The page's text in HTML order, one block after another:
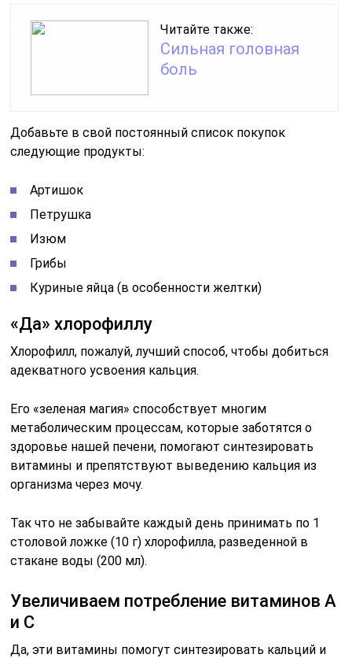
Читайте также:
Сильная головная
боль
Добавьте в свой постоянный список покупок
следующие продукты:
Артишок
Петрушка
Изюм
Грибы
Куриные яйца (в особенности желтки)
«Да» хлорофиллу
Хлорофилл, пожалуй, лучший способ, чтобы добиться
адекватного усвоения кальция.
Его «зеленая магия» способствует многим
метаболическим процессам, которые заботятся о
здоровье нашей печени, помогают синтезировать
витамины и препятствуют выведению кальция из
организма через мочу.
Так что не забывайте каждый день принимать по 1
столовой ложке (10 г) хлорофилла, разведенной в
стакане воды (200 мл).
Увеличиваем потрeбление витаминов А
и С
Да, эти витамины помогут синтезировать кальций и